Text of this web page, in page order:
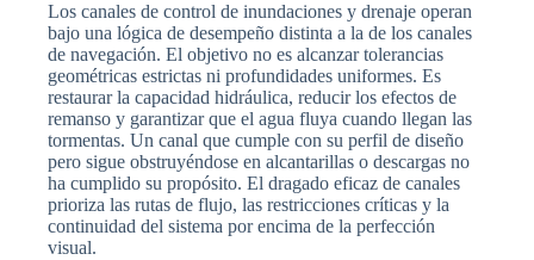
Los canales de control de inundaciones y drenaje operan
bajo una lógica de desempeño distinta a la de los canales
de navegación. El objetivo no es alcanzar tolerancias
geométricas estrictas ni profundidades uniformes. Es
restaurar la capacidad hidráulica, reducir los efectos de
remanso y garantizar que el agua fluya cuando llegan las
tormentas. Un canal que cumple con su perfil de diseño
pero sigue obstruyéndose en alcantarillas o descargas no
ha cumplido su propósito. El dragado eficaz de canales
prioriza las rutas de flujo, las restricciones críticas y la
continuidad del sistema por encima de la perfección
visual.